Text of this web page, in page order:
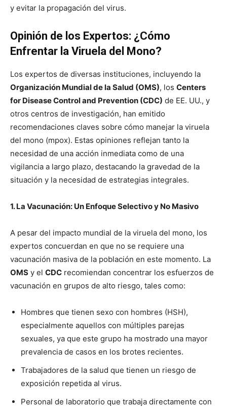
y evitar la propagación del virus.
Opinión de los Expertos: ¿Cómo
Enfrentar la Viruela del Mono?
Los expertos de diversas instituciones, incluyendo la
Organización Mundial de la Salud (OMS), los Centers
for Disease Control and Prevention (CDC) de EE. UU., y
otros centros de investigación, han emitido
recomendaciones claves sobre cómo manejar la viruela
del mono (mpox). Estas opiniones reflejan tanto la
necesidad de una acción inmediata como de una
vigilancia a largo plazo, destacando la gravedad de la
situación y la necesidad de estrategias integrales.
1. La Vacunación: Un Enfoque Selectivo y No Masivo
A pesar del impacto mundial de la viruela del mono, los
expertos concuerdan en que no se requiere una
vacunación masiva de la población en este momento. La
OMS y el CDC recomiendan concentrar los esfuerzos de
vacunación en grupos de alto riesgo, tales como:
Hombres que tienen sexo con hombres (HSH),
especialmente aquellos con múltiples parejas
sexuales, ya que este grupo ha mostrado una mayor
prevalencia de casos en los brotes recientes.
Trabajadores de la salud que tienen un riesgo de
exposición repetida al virus.
Personal de laboratorio que trabaja directamente con